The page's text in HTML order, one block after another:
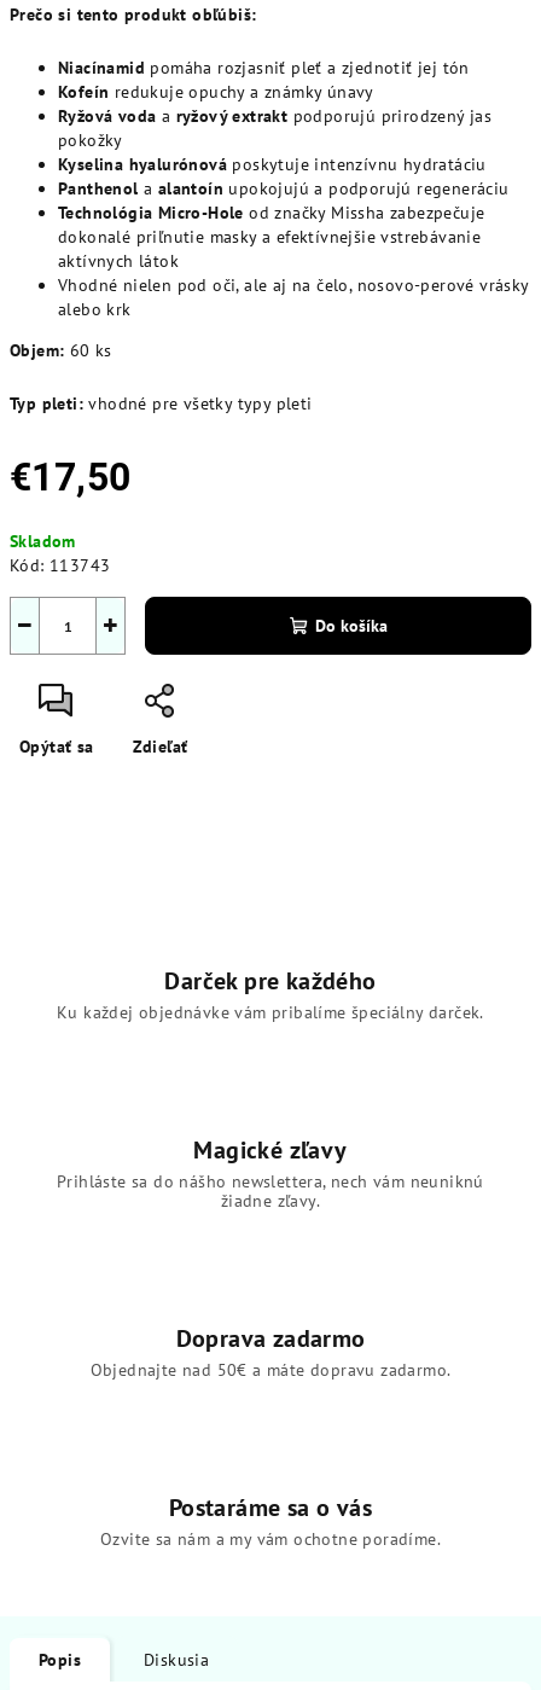
Prečo si tento produkt obľúbiš:
Niacínamid pomáha rozjasniť pleť a zjednotiť jej tón
Kofeín redukuje opuchy a známky únavy
Ryžová voda a ryžový extrakt podporujú prirodzený jas
pokožky
Kyselina hyalurónová poskytuje intenzívnu hydratáciu
Panthenol a alantoín upokojujú a podporujú regeneráciu
Technológia Micro-Holeod značky Missha zabezpečuje
dokonalé priľnutie masky a efektívnejšie vstrebávanie
aktívnych látok
Vhodné nielen pod oči, ale aj na čelo, nosovo-perové vrásky
alebo krk
Objem: 60 ks
Typ pleti: vhodné pre všetky typy pleti
€17,50
cena:
Skladom
Kód: 113743
+
− Do košíka
Opýtať sa Zdieľať
Darček pre každého
Ku každej objednávke vám pribalíme špeciálny darček.
Magické zľavy
Prihláste sa do nášho newslettera, nech vám neuniknú
žiadne zľavy.
Doprava zadarmo
Objednajte nad 50€ a máte dopravu zadarmo.
Postaráme sa o vás
Ozvite sa nám a my vám ochotne poradíme.
Popis Diskusia